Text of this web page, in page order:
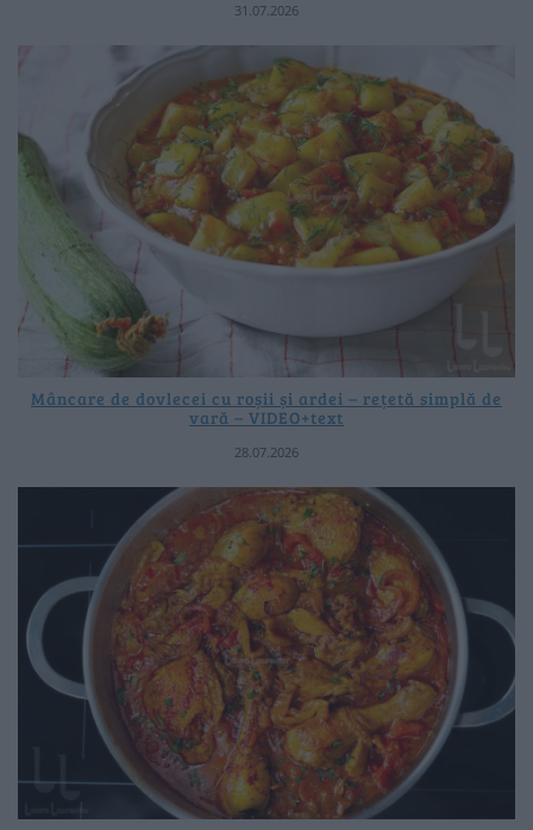
31.07.2026
Mâncare de dovlecei cu roșii și ardei – rețetă simplă de
vară – VIDEO+text
28.07.2026